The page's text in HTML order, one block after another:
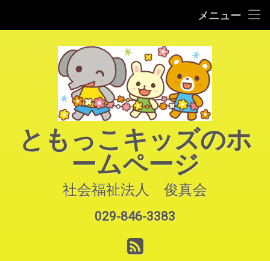
メニュー
園での生活
よくあるご質問
アクセス
お問い合わせ
ともっこキッズのホ
ームページ
社会福祉法人　俊真会
029-846-3383
RSS